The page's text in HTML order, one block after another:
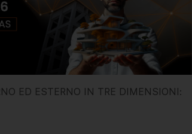
ED ESTERNO IN TRE DIMENSIONI: